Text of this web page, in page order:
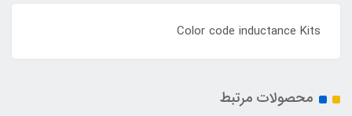
Color code inductance Kits
محصولات مرتبط